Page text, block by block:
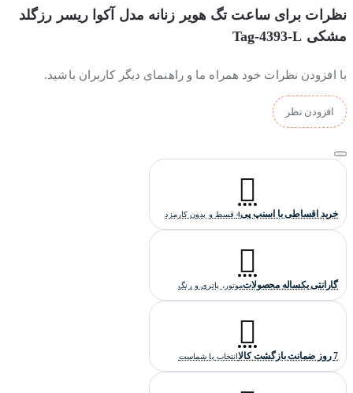
جنس بدنه و بند این ساعت تگ هویر زنانه از استیل ضدزنگ و
ضدحساسیت ساخته شده است. همچنین بخاطر آبکاری قوی و با ثباتی که
استفاده مداوم تغییر رنگ نمی دهد.
موتور ساعت تگ هویر آکواریسر زنانه:
کیفیت و دقت بسیار بالایی برخوردار است و دارای ضمانت یکساله
کیفیت ساخت ساعت تگ هویر آکواریسر زنانه
کیفیت ساخت این ساعت تگ هویر "های کپی درجه یک" است که بالاترین
نظرات برای ساعت تگ هویر زنانه مدل آکوا ریسر رزگلد
مشکی Tag-4393-L
با افزودن نظرات خود همراه ما و راهنمای دیگر کاربران باشید.
افزودن نظر
خرید اقساطی با اسنپ پی4 قسط و بدون کارمزد
گارانتی یکساله محصولاتموتور، باتری و رنگ
7 روز ضمانت بازگشت کالا انتخاب با شماست